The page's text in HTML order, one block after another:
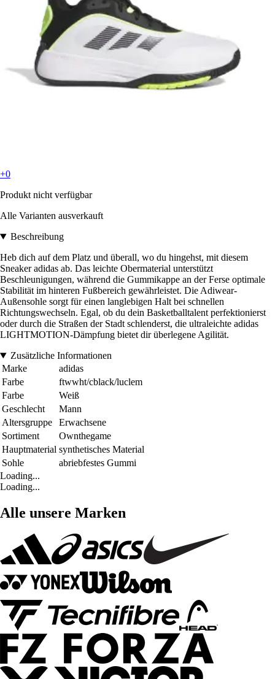
+0
Produkt nicht verfügbar
Alle Varianten ausverkauft
Beschreibung
Heb dich auf dem Platz und überall, wo du hingehst, mit diesem
Sneaker adidas ab. Das leichte Obermaterial unterstützt
Beschleunigungen, während die Gummikappe an der Ferse optimale
Stabilität im hinteren Fußbereich gewährleistet. Die Adiwear-
Außensohle sorgt für einen langlebigen Halt bei schnellen
Richtungswechseln. Egal, ob du dein Basketballtalent perfektionierst
oder durch die Straßen der Stadt schlenderst, die ultraleichte adidas
LIGHTMOTION-Dämpfung bietet dir überlegene Agilität.
Zusätzliche Informationen
Marke
adidas
Farbe
ftwwht/cblack/luclem
Farbe
Weiß
Geschlecht
Mann
Altersgruppe
Erwachsene
Sortiment
Ownthegame
Hauptmaterial synthetisches Material
Sohle
abriebfestes Gummi
Loading...
Loading...
Alle unsere Marken